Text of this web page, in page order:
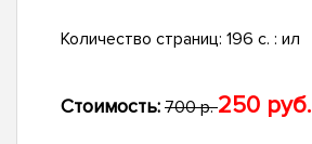
Количество страниц: 196 с. : ил
Стоимость: 700 р.250 руб.